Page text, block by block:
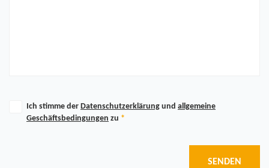
Ich stimme der Datenschutzerklärung und allgemeine
Geschäftsbedingungen zu *
SENDEN